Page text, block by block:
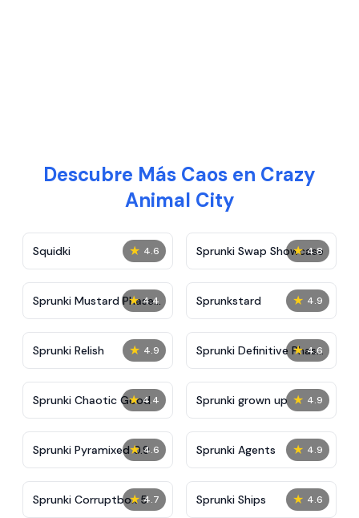
Descubre Más Caos en Crazy
Animal City
★ 4.6
Squidki ★ 4.8
Sprunki Swap Showcase
★ 4.4
Sprunki Mustard Phase
2
★ 4.9
Sprunkstard
★ 4.9
Sprunki Relish ★ 4.6
Sprunki Definitive Phase
7
★ 4.4
Sprunki Chaotic Good ★ 4.9
Sprunki grown up
★ 4.6
Sprunki Pyramixed 0.9 ★ 4.9
Sprunki Agents
★ 4.7
Sprunki Corruptbox 5 ★ 4.6
Sprunki Ships